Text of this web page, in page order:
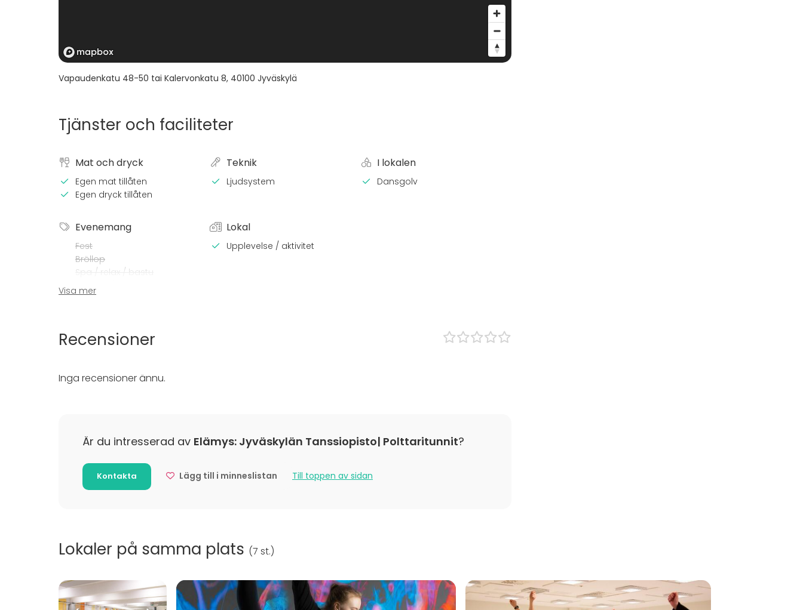
Vapaudenkatu 48-50 tai Kalervonkatu 8, 40100 Jyväskylä
Tjänster och faciliteter
Mat och dryck
Egen mat tillåten
Egen dryck tillåten
Teknik
Ljudsystem
I lokalen
Dansgolv
Evenemang
Fest
Bröllop
Spa / relax / bastu
Möte
Föreställning / show
Upplevelse / aktivitet
Lokal
Upplevelse / aktivitet
Visa mer
Recensioner
Inga recensioner ännu.
Är du intresserad av Elämys: Jyväskylän Tanssiopisto| Polttaritunnit?
Kontakta Lägg till i minneslistan Till toppen av sidan
Lokaler på samma plats (7 st.)